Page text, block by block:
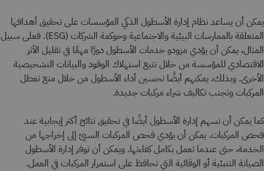
يمكن أن يساعد نظام إدارة الأسطول الذكي المؤسسات على تحقيق أهدافها
المتعلقة بالممارسات البيئية والاجتماعية وحوكمة الشركات (ESG). فعلى سبيل
المثال، يمكن أن يؤدي مزودو خدمات الأسطول دورًا مهمًا في تقليل الأثر
الاقتصادي للمؤسسة من خلال تتبع استهلاك الوقود والبيانات التشخيصية
الأخرى. وبذلك، يمكنهم أيضًا تحسين أداء الأسطول من خلال منع تعطل
المركبات وتجنب تكاليف شراء مركبات جديدة.
كما يمكن أن تسهم إدارة الأسطول أيضًا في تحقيق نتائج أكثر إيجابية عند
فحص المركبات. يمكن أن يؤدي فحص المركبات السيئ إلى إخراجها من
الخدمة، حتى عندما تعمل بكامل كفاءتها. ويمكن أن توفر إدارة الأسطول
الصيانة التنبئية أو الوقائية التي تحافظ على استمرار المركبات في العمل.